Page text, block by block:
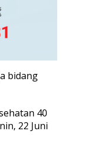
bidang
40
22 Juni